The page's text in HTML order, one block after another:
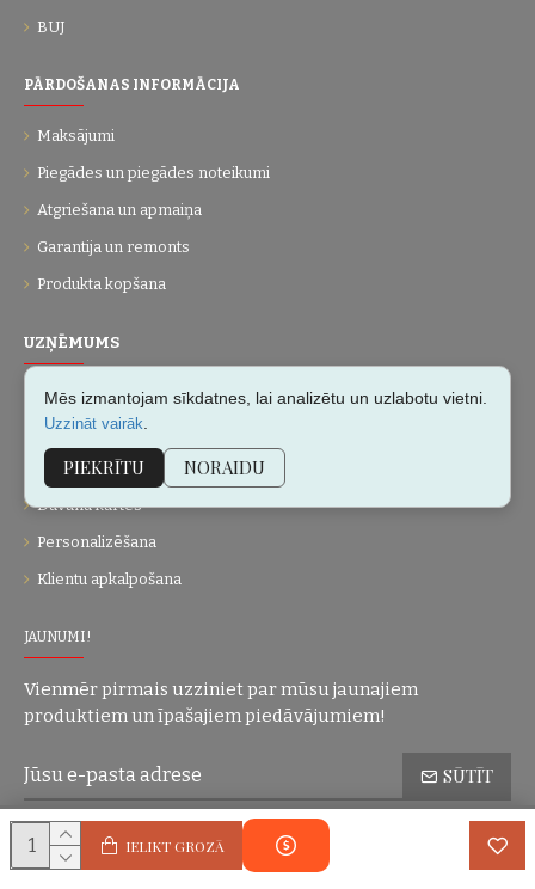
IELIKT GROZĀ
BUJ
PĀRDOŠANAS INFORMĀCIJA
Maksājumi
Piegādes un piegādes noteikumi
Atgriešana un apmaiņa
Garantija un remonts
Produkta kopšana
UZŅĒMUMS
Par mums
Kontakti
Vietnes karte
Dāvanu kartes
Personalizēšana
Klientu apkalpošana
JAUNUMI!
Vienmēr pirmais uzziniet par mūsu jaunajiem
produktiem un īpašajiem piedāvājumiem!
SŪTĪT
Esmu iepazinies(-usies) ar sadaļu Konfidencialitātes politika
piekrītu visiem minētajiem noteikumiem
Mēs izmantojam sīkdatnes, lai analizētu un uzlabotu vietni.
Uzzināt vairāk
PIEKRĪTU NORAIDU